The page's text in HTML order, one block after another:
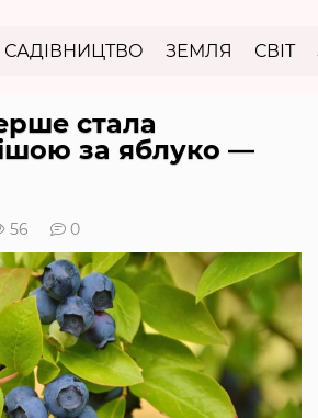
САДІВНИЦТВО ЗЕМЛЯ СВІТ
стала
за яблуко —
56 0